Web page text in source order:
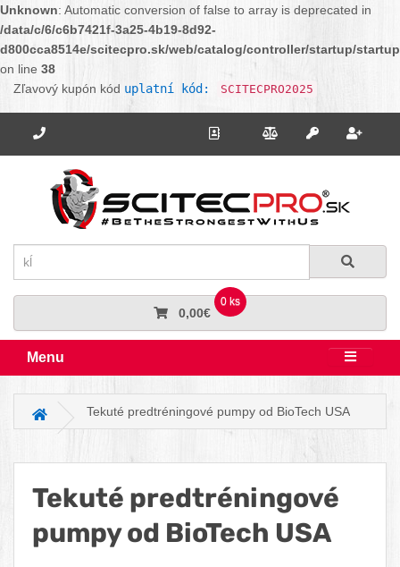
Unknown: Automatic conversion of false to array is deprecated in
/data/c/6/c6b7421f-3a25-4b19-8d92-
d800cca8514e/scitecpro.sk/web/catalog/controller/startup/
on line 38
Zľavový kupón kód uplatní kód: SCITECPRO2025
Potrebujete poradiť? Zavolajte nám. Kontakt Porovnanie
Prihlásiť sa
Hľadať
0 ks
0,00€
Menu
Hlavná stránka
Tekuté predtréningové pumpy od BioTech USA
Tekuté predtréningové
pumpy od BioTech USA